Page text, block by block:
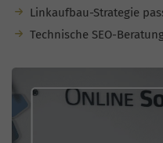
Linkaufbau-Strategie
Technische SEO-